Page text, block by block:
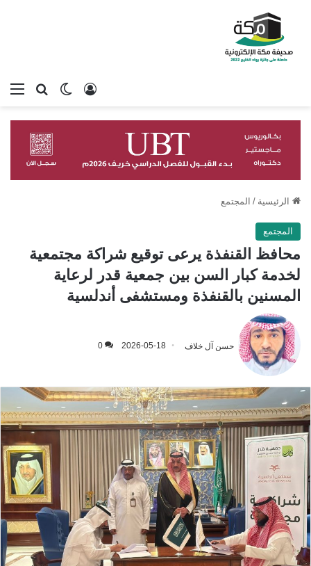
بحثالوضع
تسجيل الدخول
الرئيسية / المجتمع
المجتمع
محافظ القنفذة يرعى توقيع شراكة مجتمعية
لخدمة كبار السن بين جمعية قدر لرعاية
المسنين بالقنفذة ومستشفى أندلسية
حسن آل خلاف 2026-05-18
0